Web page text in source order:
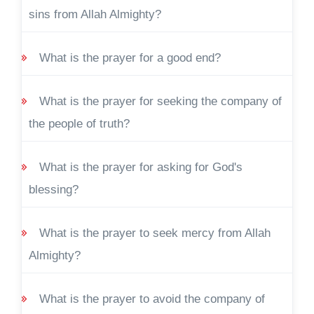
sins from Allah Almighty?
What is the prayer for a good end?
What is the prayer for seeking the company of
the people of truth?
What is the prayer for asking for God's
blessing?
What is the prayer to seek mercy from Allah
Almighty?
What is the prayer to avoid the company of